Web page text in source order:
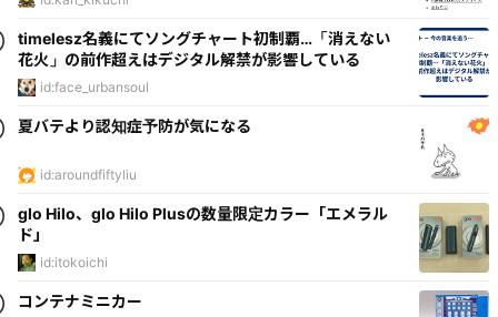
timelesz名義にてソングチャート初制覇…「消えない
花火」の前作超えはデジタル解禁が影響している
id:face_urbansoul
夏バテより認知症予防が気になる
id:aroundfiftyliu
glo Hilo、glo Hilo Plusの数量限定カラー「エメラル
ド」
id:itokoichi
コンテナミニカー